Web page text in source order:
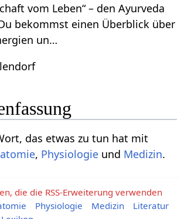
vom Leben“ – den Ayurveda
bekommst einen Überblick über
un…
Wort, das etwas zu tun hat mit
, Physiologie und Medizin.
die die RSS-Erweiterung verwenden
Physiologie Medizin
Literatur